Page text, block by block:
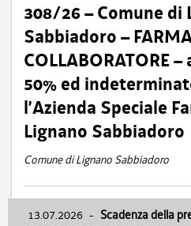
308/26 – Comune di
Sabbiadoro –
COLLABORATORE
50% ed
l’Azienda Speciale
Lignano Sabbiadoro
Comune di Lignano Sabbiadoro
13.07.2026 - Scadenza della